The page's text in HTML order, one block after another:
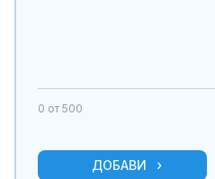
0 от 500
ДОБАВИ